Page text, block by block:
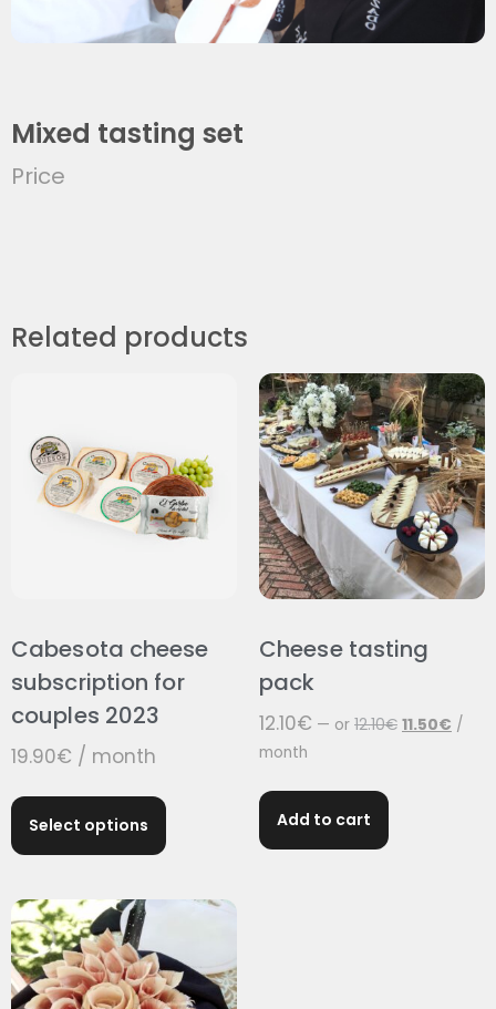
Mixed tasting set
Price
Related products
Cabesota cheese
subscription for
couples 2023
19.90€ / month
Select options
Cheese tasting
pack
12.10€ — or 12.10€ 11.50€ /
month
Add to cart